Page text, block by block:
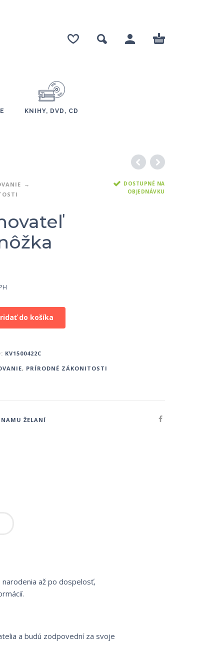
KNIHY, DVD, CD
DOSTUPNÉ NA
OBJEDNÁVKU
do košíka
KV1500422C
, PRÍRODNÉ ZÁKONITOSTI
ŽELANÍ
až po dospelosť,
a budú zodpovední za svoje